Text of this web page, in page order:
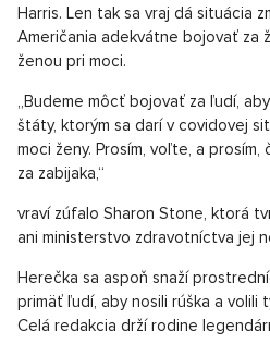
Harris. Len tak sa vraj dá situácia
Američania adekvátne bojovať za
ženou pri moci.
„Budeme môcť bojovať za ľudí,
štáty, ktorým sa darí v covidovej
moci ženy. Prosím, voľte, a
za zabijaka,“
vraví zúfalo Sharon Stone, ktorá
ani ministerstvo zdravotníctva jej
Herečka sa aspoň snaží
primäť ľudí, aby nosili rúška a volili
Celá redakcia drží rodine